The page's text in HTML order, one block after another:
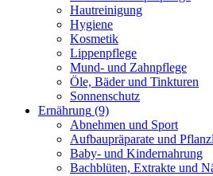
Hautreinigung
Hygiene
Kosmetik
Lippenpflege
Mund- und Zahnpflege
Öle, Bäder und Tinkturen
Sonnenschutz
Ernährung (9)
Abnehmen und Sport
Aufbaupräparate und
Baby- und Kindernahrung
Bachblüten, Extrakte und